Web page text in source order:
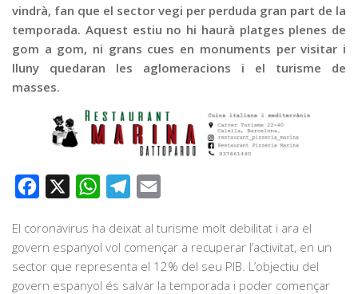
vindrà, fan que el sector vegi per perduda gran part de la
temporada. Aquest estiu no hi haurà platges plenes de
gom a gom, ni grans cues en monuments per visitar i
lluny quedaran les aglomeracions i el turisme de
masses.
Facebook WhatsAppTelegram
El coronavirus ha deixat al turisme molt debilitat i ara el
govern espanyol vol començar a recuperar l’activitat, en un
sector que representa el 12% del seu PIB. L’objectiu del
govern espanyol és salvar la temporada i poder començar